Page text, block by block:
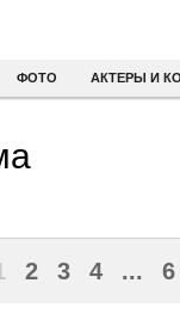
ФОТО АКТЕРЫ И
2 3 4 ... 6